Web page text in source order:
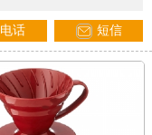
电话 短信